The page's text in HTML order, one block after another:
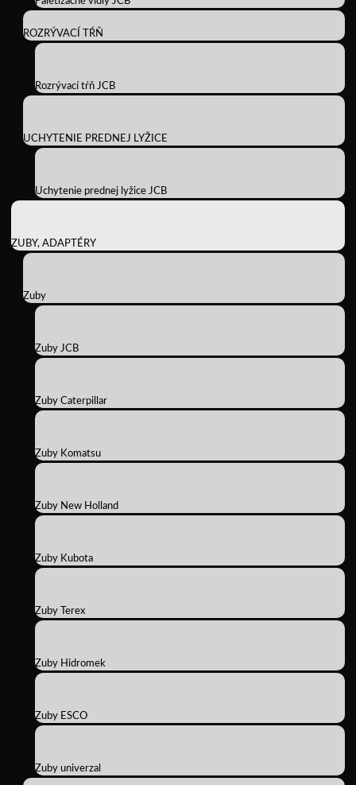
ROZRÝVACÍ TŔŇ
Rozrývací tŕň JCB
UCHYTENIE PREDNEJ LYŽICE
Uchytenie prednej lyžice JCB
ZUBY, ADAPTÉRY
Zuby
Zuby JCB
Zuby Caterpillar
Zuby Komatsu
Zuby New Holland
Zuby Kubota
Zuby Terex
Zuby Hidromek
Zuby ESCO
Zuby univerzal